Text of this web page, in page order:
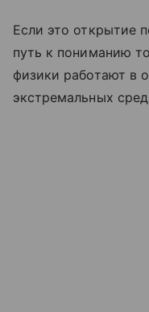
Если это открытие
путь к пониманию
физики работают в
экстремальных